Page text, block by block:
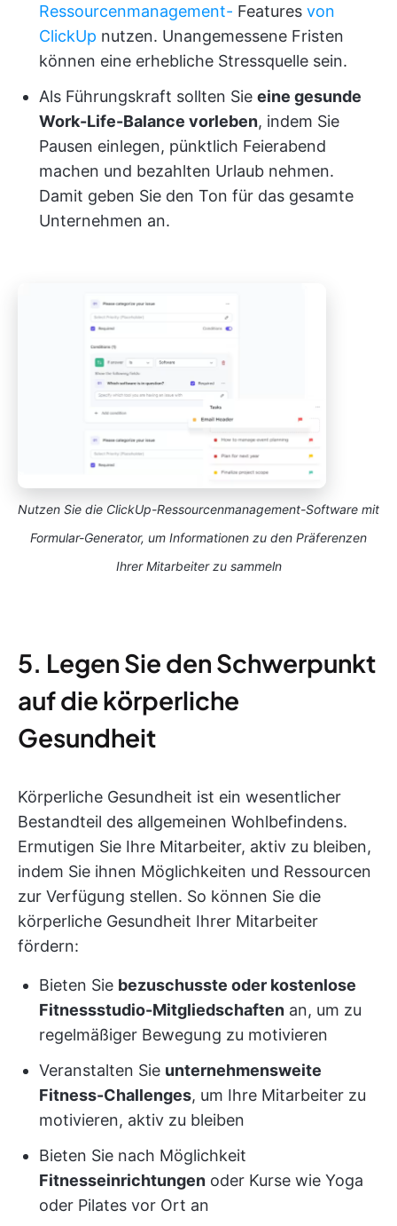
Ressourcenmanagement- Features von
ClickUp nutzen. Unangemessene Fristen
können eine erhebliche Stressquelle sein.
Als Führungskraft sollten Sie eine gesunde
Work-Life-Balance vorleben, indem Sie
Pausen einlegen, pünktlich Feierabend
machen und bezahlten Urlaub nehmen.
Damit geben Sie den Ton für das gesamte
Unternehmen an.
Nutzen Sie die ClickUp-Ressourcenmanagement-Software mit
Formular-Generator, um Informationen zu den Präferenzen
Ihrer Mitarbeiter zu sammeln
5. Legen Sie den Schwerpunkt
auf die körperliche
Gesundheit
Körperliche Gesundheit ist ein wesentlicher
Bestandteil des allgemeinen Wohlbefindens.
Ermutigen Sie Ihre Mitarbeiter, aktiv zu bleiben,
indem Sie ihnen Möglichkeiten und Ressourcen
zur Verfügung stellen. So können Sie die
körperliche Gesundheit Ihrer Mitarbeiter
fördern:
Bieten Sie bezuschusste oder kostenlose
Fitnessstudio-Mitgliedschaften an, um zu
regelmäßiger Bewegung zu motivieren
Veranstalten Sie unternehmensweite
Fitness-Challenges, um Ihre Mitarbeiter zu
motivieren, aktiv zu bleiben
Bieten Sie nach Möglichkeit
Fitnesseinrichtungen oder Kurse wie Yoga
oder Pilates vor Ort an